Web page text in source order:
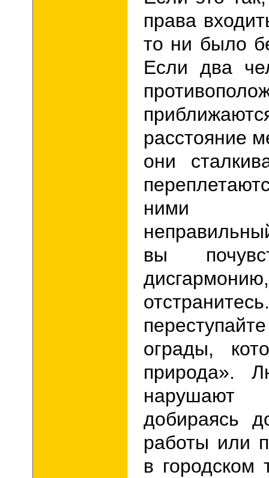
права
то ни было
Если два
расстояние
они
ними
вы
ограды,
природа».
нарушают
добираясь
работы или
в городском